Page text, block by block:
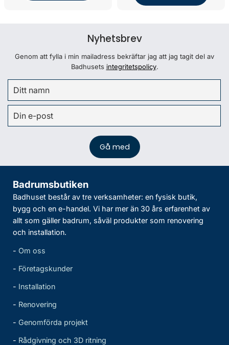
Nyhetsbrev
Genom att fylla i min mailadress bekräftar jag att jag tagit del av
Badhusets integritetspolicy.
Badrumsbutiken
Badhuset består av tre verksamheter: en fysisk butik,
bygg och en e-handel. Vi har mer än 30 års erfarenhet av
allt som gäller badrum, såväl produkter som renovering
och installation.
- Om oss
- Företagskunder
- Installation
- Renovering
- Genomförda projekt
- Rådgivning och 3D ritning